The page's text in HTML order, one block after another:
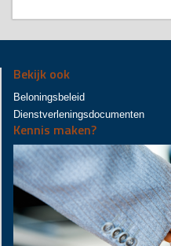
Bekijk ook
Beloningsbeleid
Dienstverleningsdocumenten
Kennis maken?